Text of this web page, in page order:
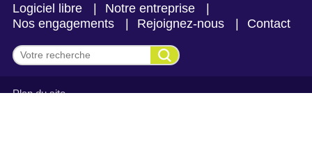
Logiciel libre
Notre entreprise
Nos engagements
Rejoignez-nous Contact
Effectuer une recherche
Plan du site